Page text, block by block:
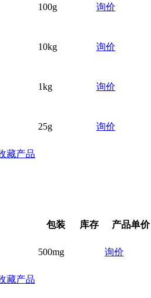
100g 询价
10kg 询价
1kg 询价
25g 询价
藏产品
包装 库存 产品单价
500mg 询价
藏产品